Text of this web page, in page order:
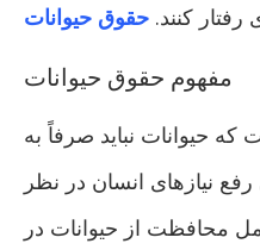
کنند. حقوق حیوانات
مفهوم حقوق حیوانات
حیوانات نباید صرفاً به
رفع نیازهای انسان در نظر
محافظت از حیوانات در